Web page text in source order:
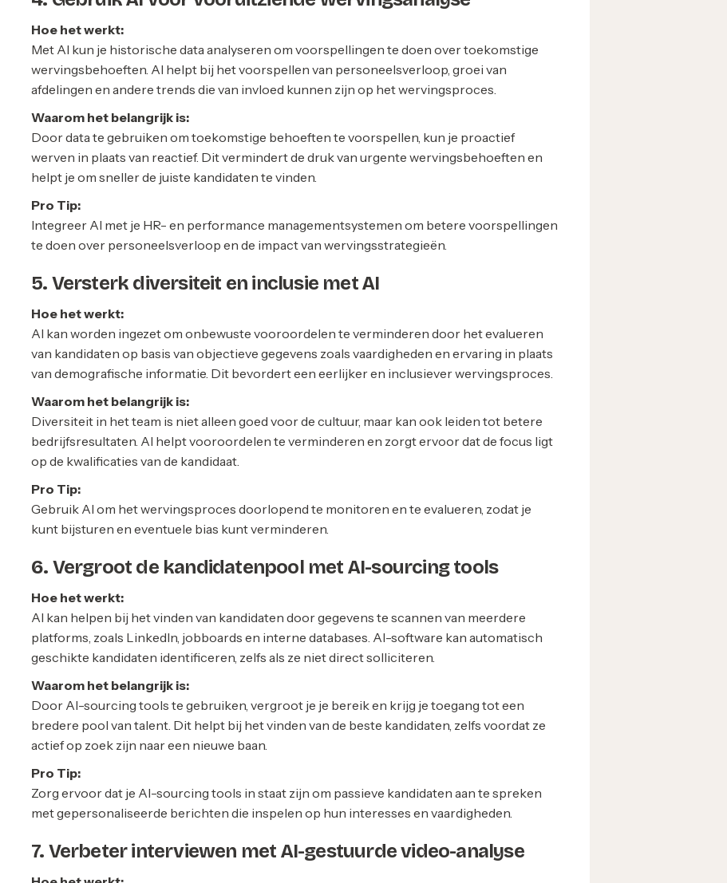
Hoe het werkt:
Met AI kun je historische data analyseren om voorspellingen te doen over toekomstige
wervingsbehoeften. AI helpt bij het voorspellen van personeelsverloop, groei van
afdelingen en andere trends die van invloed kunnen zijn op het wervingsproces.
Waarom het belangrijk is:
Door data te gebruiken om toekomstige behoeften te voorspellen, kun je proactief
werven in plaats van reactief. Dit vermindert de druk van urgente wervingsbehoeften en
helpt je om sneller de juiste kandidaten te vinden.
Pro Tip:
Integreer AI met je HR- en performance managementsystemen om betere voorspellingen
te doen over personeelsverloop en de impact van wervingsstrategieën.
5. Versterk diversiteit en inclusie met AI
Hoe het werkt:
AI kan worden ingezet om onbewuste vooroordelen te verminderen door het evalueren
van kandidaten op basis van objectieve gegevens zoals vaardigheden en ervaring in plaats
van demografische informatie. Dit bevordert een eerlijker en inclusiever wervingsproces.
Waarom het belangrijk is:
Diversiteit in het team is niet alleen goed voor de cultuur, maar kan ook leiden tot betere
bedrijfsresultaten. AI helpt vooroordelen te verminderen en zorgt ervoor dat de focus ligt
op de kwalificaties van de kandidaat.
Pro Tip:
Gebruik AI om het wervingsproces doorlopend te monitoren en te evalueren, zodat je
kunt bijsturen en eventuele bias kunt verminderen.
6. Vergroot de kandidatenpool met AI-sourcing tools
Hoe het werkt:
AI kan helpen bij het vinden van kandidaten door gegevens te scannen van meerdere
platforms, zoals LinkedIn, jobboards en interne databases. AI-software kan automatisch
geschikte kandidaten identificeren, zelfs als ze niet direct solliciteren.
Waarom het belangrijk is:
Door AI-sourcing tools te gebruiken, vergroot je je bereik en krijg je toegang tot een
bredere pool van talent. Dit helpt bij het vinden van de beste kandidaten, zelfs voordat ze
actief op zoek zijn naar een nieuwe baan.
Pro Tip:
Zorg ervoor dat je AI-sourcing tools in staat zijn om passieve kandidaten aan te spreken
met gepersonaliseerde berichten die inspelen op hun interesses en vaardigheden.
7. Verbeter interviewen met AI-gestuurde video-analyse